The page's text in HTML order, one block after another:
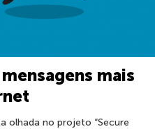
mais
olhada no projeto “Secure